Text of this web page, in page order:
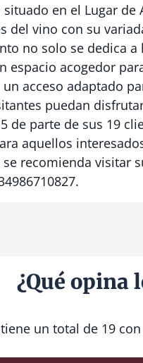
situado en el Lugar de
del vino con su
no solo se dedica
espacio acogedor
acceso adaptado
puedan
de parte de sus 19
aquellos
recomienda visitar
¿Qué opina
un total de 19